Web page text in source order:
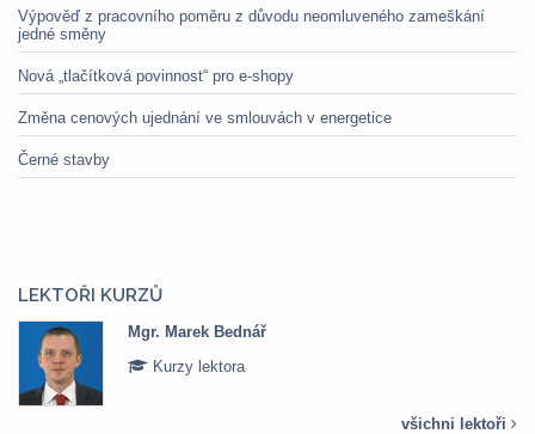
Výpověď z pracovního poměru z důvodu neomluveného zameškání
jedné směny
Nová „tlačítková povinnost“ pro e-shopy
Změna cenových ujednání ve smlouvách v energetice
Černé stavby
LEKTOŘI KURZŮ
Mgr. Marek Bednář
Kurzy lektora
všichni lektoři